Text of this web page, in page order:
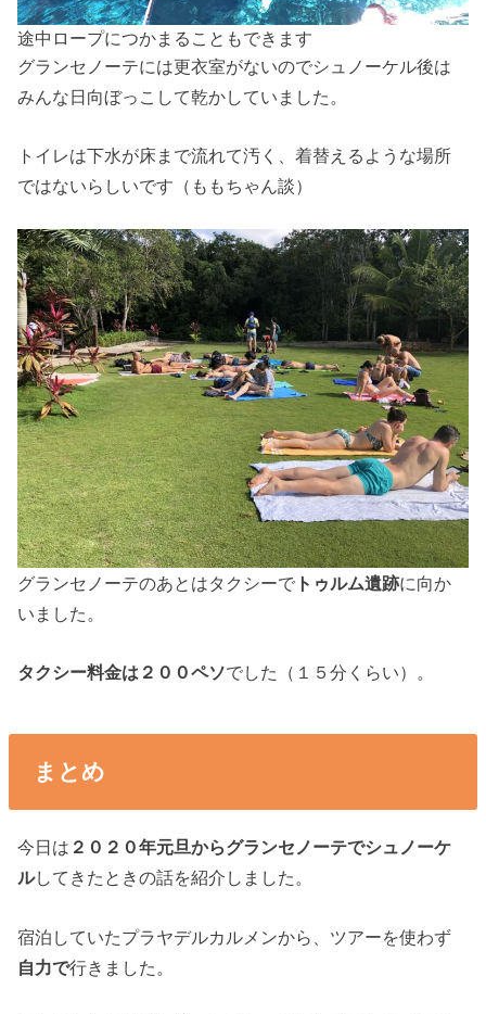
途中ロープにつかまることもできます
グランセノーテには更衣室がないのでシュノーケル後は
みんな日向ぼっこして乾かしていました。
トイレは下水が床まで流れて汚く、着替えるような場所
ではないらしいです（ももちゃん談）
グランセノーテのあとはタクシーで トゥルム遺跡に向か
いました。
タクシー料金は２００ペソでした（１５分くらい）。
まとめ
今日は ２０２０年元旦からグランセノーテでシュノーケ
ルしてきたときの話を紹介しました。
宿泊していたプラヤデルカルメンから、ツアーを使わず
自力で行きました。